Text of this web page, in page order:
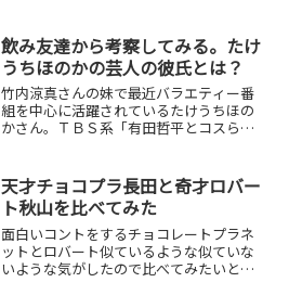
バラエティ番組「ジョンソン」やフジテ
レビ系バラエテ...
飲み友達から考察してみる。たけ
うちほのかの芸人の彼氏とは？
竹内涼真さんの妹で最近バラエティー番
組を中心に活躍されているたけうちほの
かさん。ＴＢＳ系「有田哲平とコスられ
スポーツテスト２０２４」に出演の際に
も言及していました。たけ...
天才チョコプラ長田と奇才ロバー
ト秋山を比べてみた
面白いコントをするチョコレートプラネ
ットとロバート似ているような似ていな
いような気がしたので比べてみたいと思